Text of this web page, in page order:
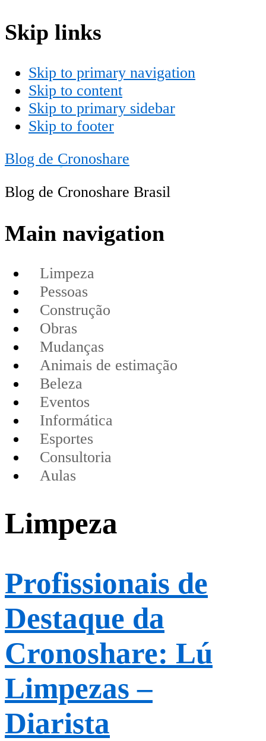
Skip links
Skip to primary navigation
Skip to content
Skip to primary sidebar
Skip to footer
Blog de Cronoshare
Blog de Cronoshare Brasil
Main navigation
Limpeza
Pessoas
Construção
Obras
Mudanças
Animais de estimação
Beleza
Eventos
Informática
Esportes
Consultoria
Aulas
Limpeza
Profissionais de
Destaque da
Cronoshare: Lú
Limpezas –
Diarista